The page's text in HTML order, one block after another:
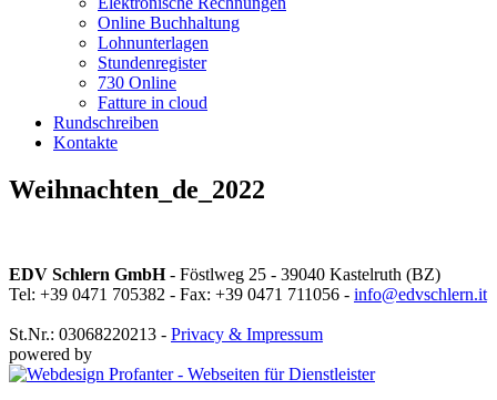
Online Buchhaltung
Lohnunterlagen
Stundenregister
730 Online
Fatture in cloud
Rundschreiben
Kontakte
Weihnachten_de_2022
EDV Schlern GmbH- Föstlweg 25 - 39040 Kastelruth (BZ)
Tel: +39 0471 705382 - Fax: +39 0471 711056 - info@edvschlern.it
St.Nr.: 03068220213 - Privacy & Impressum
powered by